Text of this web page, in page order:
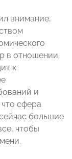
внимание,
в отношении
к
и
сфера
большие
чтобы